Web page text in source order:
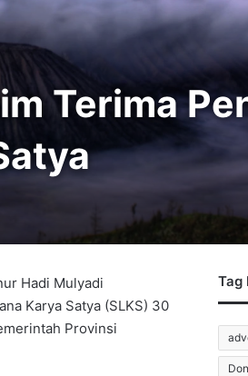
Terima
Hadi Mulyadi
Karya Satya (SLKS) 30
Provinsi
Tag